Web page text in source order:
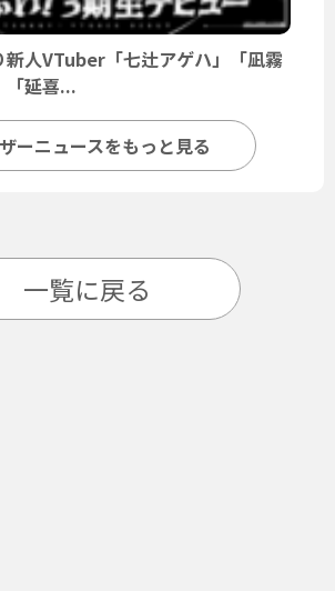
新人VTuber「七辻アゲハ」「凪霧
「延喜...
ーニュースをもっと見る
一覧に戻る